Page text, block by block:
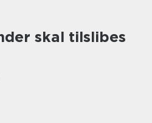
skal tilslibes